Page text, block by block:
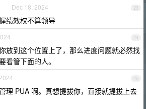
23
Dec 18, 2024
绩效权不算领导
24
放到这个位置上了，那么进度问题就必然找
看管下面的人。
25
理 PUA 啊。真想提拔你，直接就提拔上去